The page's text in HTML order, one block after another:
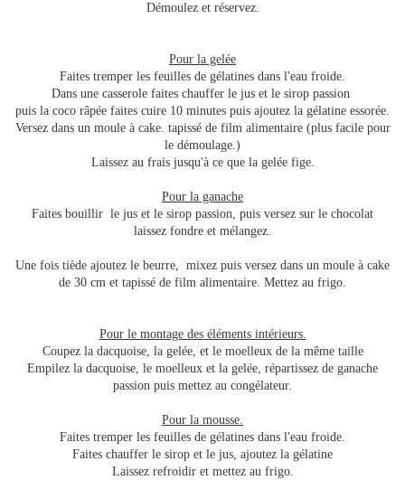
Démoulez et réservez.
Pour la gelée
Faites tremper les feuilles de gélatines dans l'eau froide.
Dans une casserole faites chauffer le jus et le sirop passion
puis la coco râpée faites cuire 10 minutes puis ajoutez la gélatine essorée.
Versez dans un moule à cake. tapissé de film alimentaire (plus facile pour
le démoulage.)
Laissez au frais jusqu'à ce que la gelée fige.
Pour la ganache
Faites bouillir le jus et le sirop passion, puis versez sur le chocolat
laissez fondre et mélangez.
Une fois tiède ajoutez le beurre, mixez puis versez dans un moule à cake
de 30 cm et tapissé de film alimentaire. Mettez au frigo.
Pour le montage des éléments intérieurs.
Coupez la dacquoise, la gelée, et le moelleux de la même taille
Empilez la dacquoise, le moelleux et la gelée, répartissez de ganache
passion puis mettez au congélateur.
Pour la mousse.
Faites tremper les feuilles de gélatines dans l'eau froide.
Faites chauffer le sirop et le jus, ajoutez la gélatine
Laissez refroidir et mettez au frigo.